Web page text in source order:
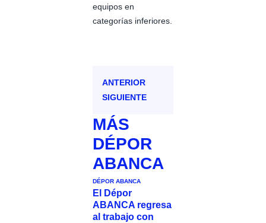
equipos en
categorías inferiores.
ANTERIOR
SIGUIENTE
MÁS
DÉPOR
ABANCA
DÉPOR ABANCA
El Dépor
ABANCA regresa
al trabajo con